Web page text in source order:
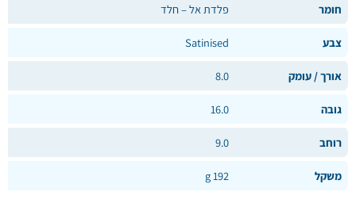
חומר פלדת אל – חלד
צבע Satinised
אורך / עומק 8.0
גובה 16.0
רוחב 9.0
משקל 192 g